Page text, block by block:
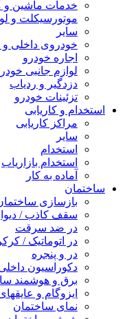
خدمات ماشین و
موتورسیکلت و
سایر
خودروی داخلی
اجاره خودرو
لوازم جانبی
دزدگیر و ردیاب
تزئینات خودرو
استخدام و کاریابی
مراکز کاریابی
سایر
استخدام
استخدام بازاریاب
آماده به کار
ساختمان
بازسازی
سقف کاذب /
در ضد سرقت
در اتوماتیک /
در و پنجره
دکوراسیون
برق و هوشمند
ایزوگام و
نمای ساختمان